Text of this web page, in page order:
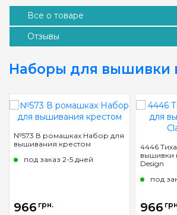
Все о товаре
Отзывы
Наборы для вышивки
№573 В ромашках Набор для
вышивания крестом
под заказ 2-5 дней
966 грн.
4446
вышивки
Design
под
966